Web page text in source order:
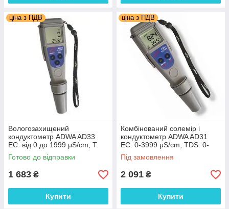
ціна з ПДВ
Вологозахищений
кондуктометр ADWA AD33
EC: від 0 до 1999 μS/cm; T:
від 0.0 до 60.0°C АТС,
Румунія
Готово до відправки
1 683 ₴
Купити
ціна з ПДВ
Комбінований солемір і
кондуктометр ADWA AD31
EC: 0-3999 μS/cm; TDS: 0-
2000 ppm; T: 0.0-60.0°C, АТС,
Румунія
Під замовлення
2 091 ₴
Купити